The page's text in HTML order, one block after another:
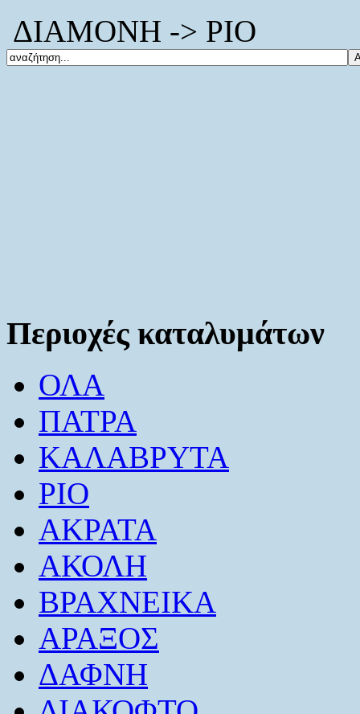
ΔΙΑΜΟΝΗ -> ΡΙΟ
Περιοχές καταλυμάτων
ΟΛΑ
ΠΑΤΡΑ
ΚΑΛΑΒΡΥΤΑ
ΡΙΟ
ΑΚΡΑΤΑ
ΑΚΟΛΗ
ΒΡΑΧΝΕΙΚΑ
ΑΡΑΞΟΣ
ΔΑΦΝΗ